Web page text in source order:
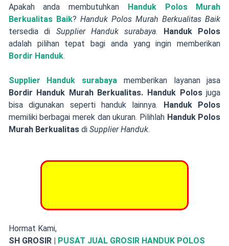
Apakah anda membutuhkan Handuk Polos Murah
Berkualitas Baik? Handuk Polos Murah Berkualitas Baik
tersedia di Supplier Handuk surabaya. Handuk Polos
adalah pilihan tepat bagi anda yang ingin memberikan
Bordir Handuk.
Supplier Handuk surabaya
memberikan layanan jasa
Bordir Handuk Murah Berkualitas. Handuk Polosjuga
bisa digunakan seperti handuk lainnya. Handuk Polos
memiliki berbagai merek dan ukuran. Pilihlah Handuk Polos
Murah Berkualitas di Supplier Handuk.
Hormat Kami,
SH GROSIR | PUSAT JUAL GROSIR HANDUK POLOS